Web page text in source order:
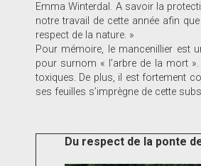
Emma Winterdal. A savoir la
notre travail de cette année afin
respect de la nature. »
Pour mémoire, le mancenillier est
pour surnom « l’arbre de la mort
toxiques. De plus, il est fortement
ses feuilles s’imprègne de cette
Du respect de la ponte